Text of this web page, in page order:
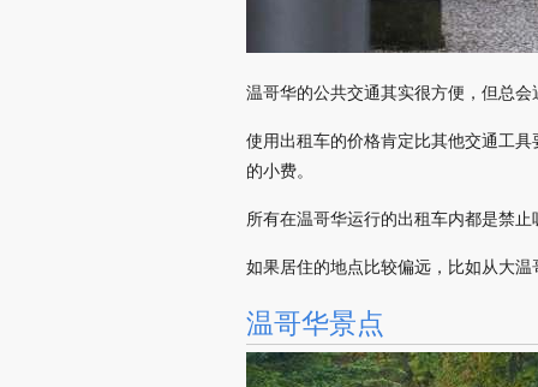
温哥华的公共交通其实很方便，但总
使用出租车的价格肯定比其他交通工
的小费。
所有在温哥华运行的出租车内都是禁止
如果居住的地点比较偏远，比如从大
温哥华景点